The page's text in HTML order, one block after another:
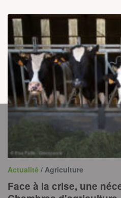
Actualité / Agriculture
Face à la crise, une